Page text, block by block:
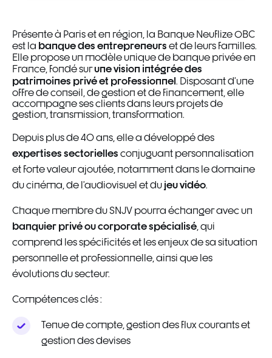
Présente à Paris et en région, la Banque Neuflize OBC
est la banque des entrepreneurs et de leurs familles.
Elle propose un modèle unique de banque privée en
France, fondé surune vision intégrée des
patrimoines privé et professionnel. Disposant d’une
offre de conseil, de gestion et de financement, elle
accompagne ses clients dans leurs projets de
gestion, transmission, transformation.
Depuis plus de 40 ans, elle a développé des
expertises sectorielles conjuguant personnalisation
et forte valeur ajoutée, notamment dans le domaine
du cinéma, de l’audiovisuel et du jeu vidéo.
Chaque membre du SNJV pourra échanger avec un
banquier privé ou corporate spécialisé , qui
comprend les spécificités et les enjeux de sa situation
personnelle et professionnelle, ainsi que les
évolutions du secteur.
Compétences clés :
Tenue de compte, gestion des flux courants et
gestion des devises